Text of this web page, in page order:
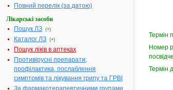
Повний перелік (за датою)
Лікарські засоби
Пошук ЛЗ (+)
Каталог ЛЗ (+)
Пошук ліків в аптеках
Противірусні препарати;
профілактика, послаблення
симптомів та лікування грипу та ГРВІ
За фармакотерапевтичними групами
Термін
Номер
Термін